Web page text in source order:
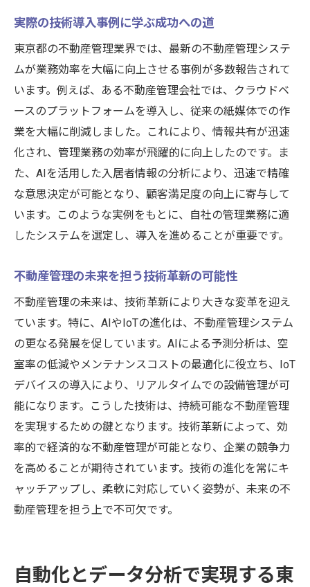
実際の技術導入事例に学ぶ成功への道
東京都の不動産管理業界では、最新の不動産管理システ
ムが業務効率を大幅に向上させる事例が多数報告されて
います。例えば、ある不動産管理会社では、クラウドベ
ースのプラットフォームを導入し、従来の紙媒体での作
業を大幅に削減しました。これにより、情報共有が迅速
化され、管理業務の効率が飛躍的に向上したのです。ま
た、AIを活用した入居者情報の分析により、迅速で精確
な意思決定が可能となり、顧客満足度の向上に寄与して
います。このような実例をもとに、自社の管理業務に適
したシステムを選定し、導入を進めることが重要です。
不動産管理の未来を担う技術革新の可能性
不動産管理の未来は、技術革新により大きな変革を迎え
ています。特に、AIやIoTの進化は、不動産管理システム
の更なる発展を促しています。AIによる予測分析は、空
室率の低減やメンテナンスコストの最適化に役立ち、IoT
デバイスの導入により、リアルタイムでの設備管理が可
能になります。こうした技術は、持続可能な不動産管理
を実現するための鍵となります。技術革新によって、効
率的で経済的な不動産管理が可能となり、企業の競争力
を高めることが期待されています。技術の進化を常にキ
ャッチアップし、柔軟に対応していく姿勢が、未来の不
動産管理を担う上で不可欠です。
自動化とデータ分析で実現する東